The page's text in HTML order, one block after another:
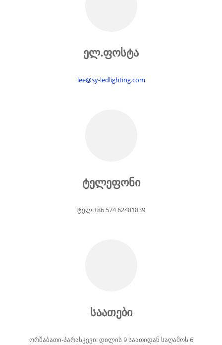
ელ.ფოსტა
lee@sy-ledlighting.com
ტელეფონი
ტელ:+86 574 62481839
საათები
ორშაბათი-პარასკევი: დილის 9 საათიდან საღამოს 6